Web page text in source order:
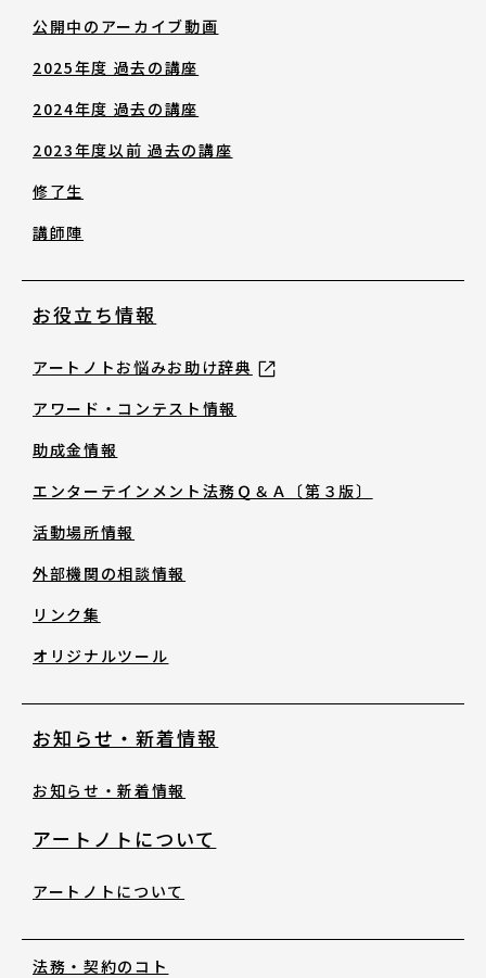
お役立ち情報
アワード・コンテスト情報
助成金情報
エンターテインメント法務Ｑ＆Ａ〔第３
版〕
活動場所情報
外部機関の相談情報
オリジナルツール
お知らせ・新着情報
公開中のアーカイブ動画
2025年度 過去の講座
2024年度 過去の講座
2023年度以前 過去の講座
修了生
講師陣
お役立ち情報
アートノトお悩みお助け辞典
アワード・コンテスト情報
助成金情報
エンターテインメント法務Ｑ＆Ａ〔第３版〕
活動場所情報
外部機関の相談情報
リンク集
オリジナルツール
お知らせ・新着情報
お知らせ・新着情報
アートノトについて
アートノトについて
法務・契約のコト